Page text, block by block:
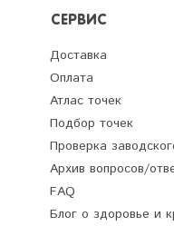
СЕРВИС
Доставка
Оплата
Атлас точек
Подбор точек
Проверка
Архив вопросов/
FAQ
Блог о здоровье и